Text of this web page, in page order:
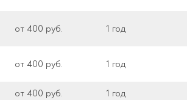
от 400 руб. 1 год
от 400 руб. 1 год
от 400 руб.
1 год